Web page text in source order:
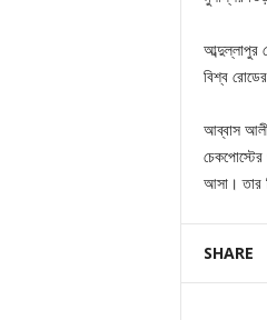
আব্দুল্লাপুর
বিশ্ব
আব্বাস আলী
আসা। তার
SHARE